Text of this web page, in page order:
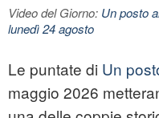
Video del Giorno: Un posto
lunedì 24 agosto
Le puntate di Un
maggio 2026